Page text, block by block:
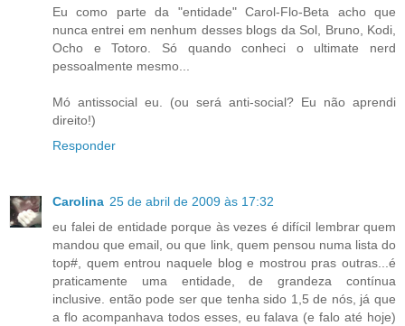
Eu como parte da "entidade" Carol-Flo-Beta acho que
nunca entrei em nenhum desses blogs da Sol, Bruno, Kodi,
Ocho e Totoro. Só quando conheci o ultimate nerd
pessoalmente mesmo...
Mó antissocial eu. (ou será anti-social? Eu não aprendi
direito!)
Responder
Carolina 25 de abril de 2009 às 17:32
eu falei de entidade porque às vezes é difícil lembrar quem
mandou que email, ou que link, quem pensou numa lista do
top#, quem entrou naquele blog e mostrou pras outras...é
praticamente uma entidade, de grandeza contínua
inclusive. então pode ser que tenha sido 1,5 de nós, já que
a flo acompanhava todos esses, eu falava (e falo até hoje)